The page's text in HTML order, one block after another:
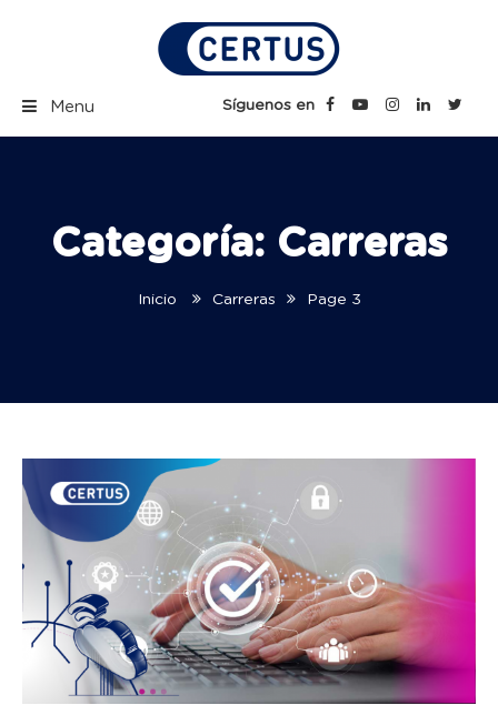
Certus Blog | Carreras
Menu Síguenos en
Categoría: Carreras
Inicio Carreras Page 3